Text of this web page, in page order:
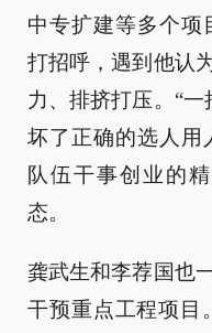
中专扩建等多个项
打招呼，遇到他认
力、排挤打压。“
坏了正确的选人用
队伍干事创业的
态。
龚武生和李荐国也
干预重点工程项目